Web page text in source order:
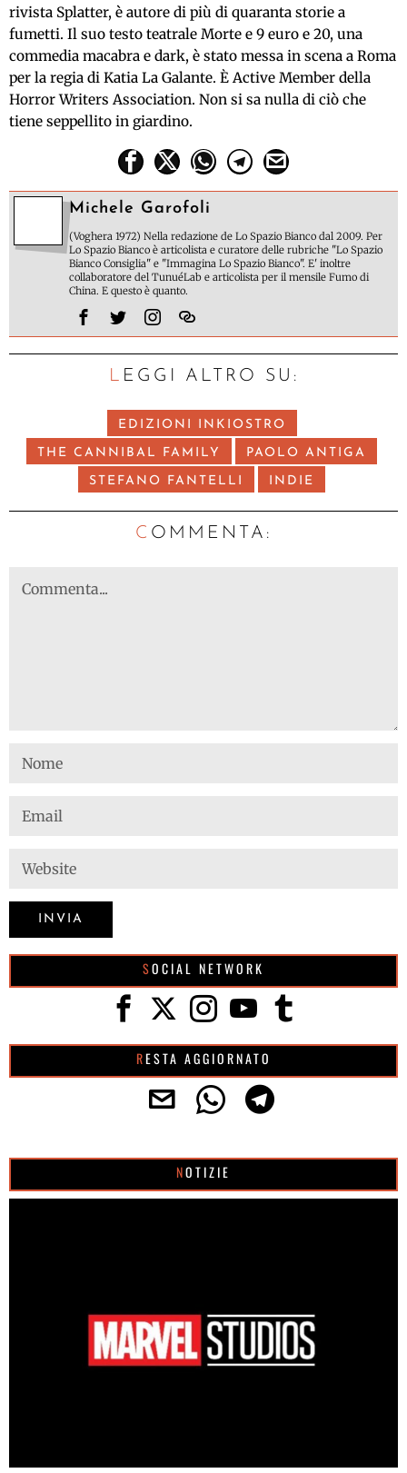
rivista Splatter, è autore di più di quaranta storie a
fumetti. Il suo testo teatrale Morte e 9 euro e 20, una
commedia macabra e dark, è stato messa in scena a Roma
per la regia di Katia La Galante. È Active Member della
Horror Writers Association. Non si sa nulla di ciò che
tiene seppellito in giardino.
Michele Garofoli
(Voghera 1972) Nella redazione de Lo Spazio Bianco dal 2009. Per
Lo Spazio Bianco è articolista e curatore delle rubriche "Lo Spazio
Bianco Consiglia" e "Immagina Lo Spazio Bianco". E' inoltre
collaboratore del TunuéLab e articolista per il mensile Fumo di
China. E questo è quanto.
LEGGI ALTRO SU:
EDIZIONI INKIOSTRO
THE CANNIBAL FAMILY PAOLO ANTIGA
STEFANO FANTELLI INDIE
C OMMENTA:
SOCIAL NETWORK
RESTA AGGIORNATO
NOTIZIE